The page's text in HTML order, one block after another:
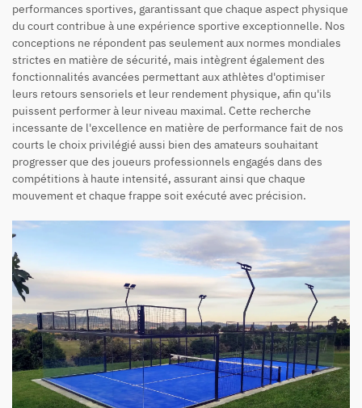
performances sportives, garantissant que chaque aspect physique
du court contribue à une expérience sportive exceptionnelle. Nos
conceptions ne répondent pas seulement aux normes mondiales
strictes en matière de sécurité, mais intègrent également des
fonctionnalités avancées permettant aux athlètes d'optimiser
leurs retours sensoriels et leur rendement physique, afin qu'ils
puissent performer à leur niveau maximal. Cette recherche
incessante de l'excellence en matière de performance fait de nos
courts le choix privilégié aussi bien des amateurs souhaitant
progresser que des joueurs professionnels engagés dans des
compétitions à haute intensité, assurant ainsi que chaque
mouvement et chaque frappe soit exécuté avec précision.